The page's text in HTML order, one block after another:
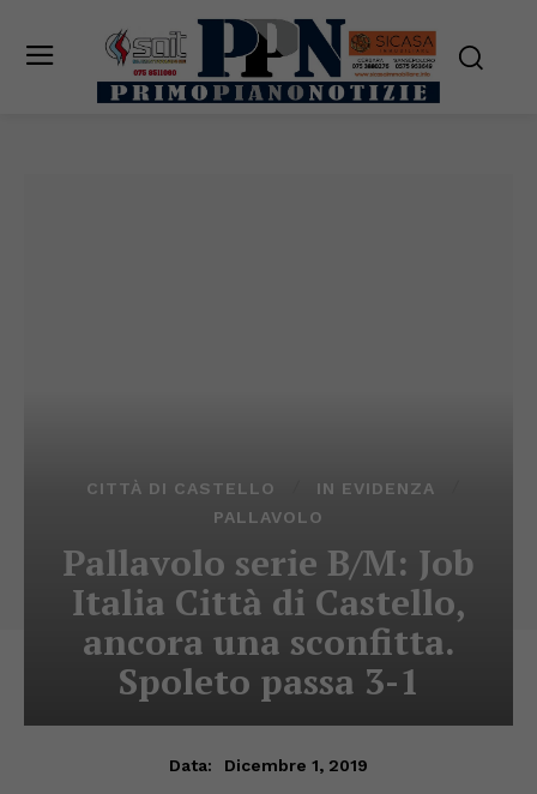
CITTÀ DI CASTELLO
IN EVIDENZA
PALLAVOLO
Pallavolo serie B/M: Job
Italia Città di Castello,
ancora una sconfitta.
Spoleto passa 3-1
Data: Dicembre 1, 2019